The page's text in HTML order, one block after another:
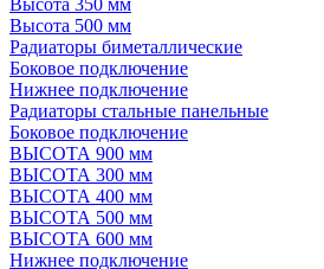
Высота 500 мм
Радиаторы биметаллические
Боковое подключение
Нижнее подключение
Радиаторы стальные панельные
Боковое подключение
ВЫСОТА 900 мм
ВЫСОТА 300 мм
ВЫСОТА 400 мм
ВЫСОТА 500 мм
ВЫСОТА 600 мм
Нижнее подключение